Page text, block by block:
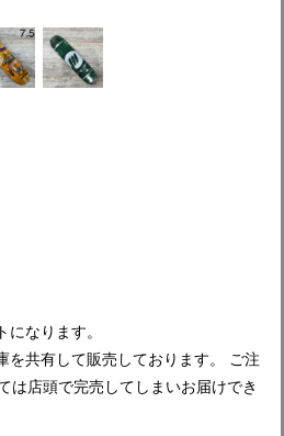
なります。
共有して販売しております。 ご注
は店頭で完売してしまいお届けでき